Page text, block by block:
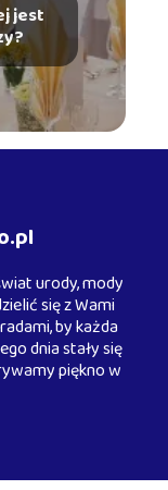
jest
urody, mody
się z Wami
by każda
dnia stały się
piękno w